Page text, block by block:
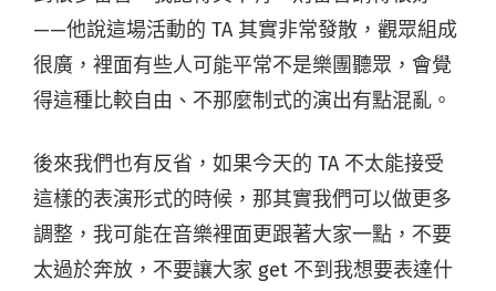
——他說這場活動的 TA 其實非常發散，觀眾組成
很廣，裡面有些人可能平常不是樂團聽眾，會覺
得這種比較自由、不那麼制式的演出有點混亂。
後來我們也有反省，如果今天的 TA 不太能接受
這樣的表演形式的時候，那其實我們可以做更多
調整，我可能在音樂裡面更跟著大家一點，不要
太過於奔放，不要讓大家 get 不到我想要表達什